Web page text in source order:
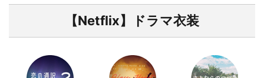
【Netflix】ドラマ衣装